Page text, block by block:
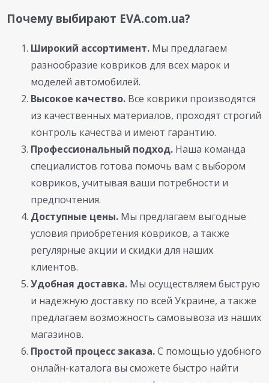
Почему выбирают EVA.com.ua?
Широкий ассортимент. Мы предлагаем
разнообразие ковриков для всех марок и
моделей автомобилей.
Высокое качество. Все коврики производятся
из качественных материалов, проходят строгий
контроль качества и имеют гарантию.
Профессиональный подход. Наша команда
специалистов готова помочь вам с выбором
ковриков, учитывая ваши потребности и
предпочтения.
Доступные цены. Мы предлагаем выгодные
условия приобретения ковриков, а также
регулярные акции и скидки для наших
клиентов.
Удобная доставка. Мы осуществляем быструю
и надежную доставку по всей Украине, а также
предлагаем возможность самовывоза из наших
магазинов.
Простой процесс заказа.С помощью удобного
онлайн-каталога вы сможете быстро найти